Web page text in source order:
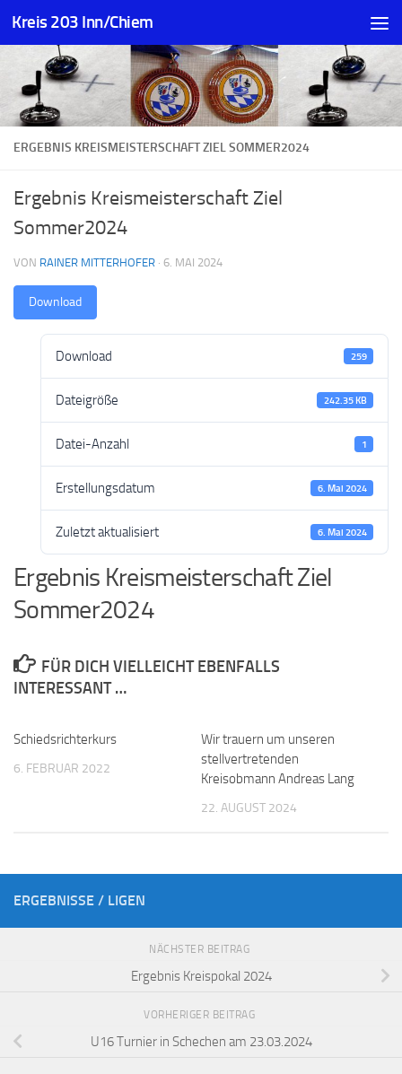
Zum Inhalt springen
Kreis 203 Inn/Chiem
ERGEBNIS KREISMEISTERSCHAFT ZIEL SOMMER2024
Ergebnis Kreismeisterschaft Ziel
Sommer2024
VON RAINER MITTERHOFER · 6. MAI 2024
Download
Download 259
Dateigröße 242.35 KB
Datei-Anzahl 1
Erstellungsdatum 6. Mai 2024
Zuletzt aktualisiert 6. Mai 2024
Ergebnis Kreismeisterschaft Ziel
Sommer2024
FÜR DICH VIELLEICHT EBENFALLS
INTERESSANT …
Schiedsrichterkurs
6. FEBRUAR 2022
Wir trauern um unseren
stellvertretenden
Kreisobmann Andreas Lang
22. AUGUST 2024
ERGEBNISSE / LIGEN
NÄCHSTER BEITRAG
Ergebnis Kreispokal 2024
VORHERIGER BEITRAG
U16 Turnier in Schechen am 23.03.2024